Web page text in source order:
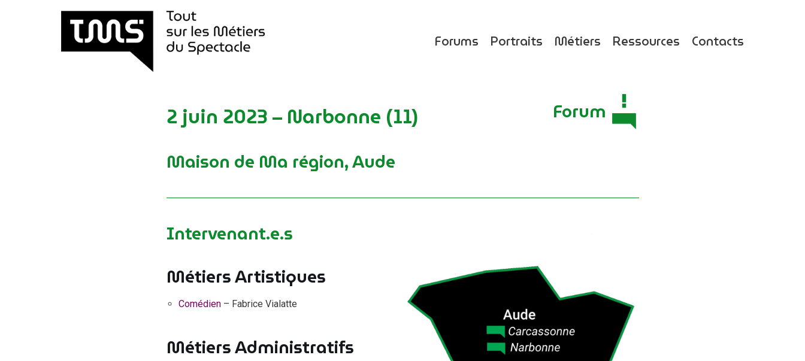
Forums Portraits Métiers Ressources Contacts
2 juin 2023 – Narbonne (11)
Maison de Ma région, Aude
Forum
Intervenant.e.s
Métiers Artistiques
Comédien– Fabrice Vialatte
Métiers Administratifs